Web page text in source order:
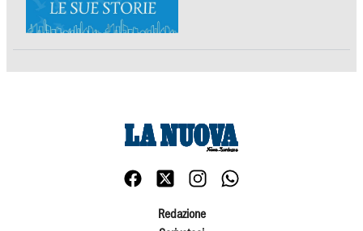
Redazione